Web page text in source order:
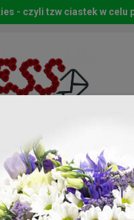
Kwiaty
- czyli tzw ciastek w